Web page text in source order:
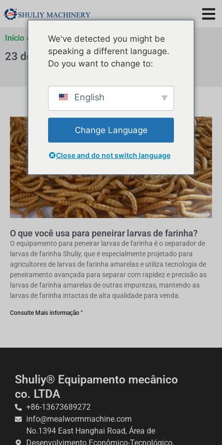
Início » Arquivo de»Arquivo de»Arquivo de
23 de maio de 2024
O que você usa para peneirar larvas de farinha?
O equipamento para peneirar larvas de farinha é o separador de
larvas de farinha Shuliy, que é especialmente projetado para
agricultores de larvas de farinha amarelas e utiliza tecnologia de
peneiramento avançada para separar com rapidez e precisão as
larvas de farinha amarelas de outras impurezas, mantendo as
larvas de farinha intactas de alta qualidade para venda.
Consulte Mais informação "
Shuliy® Equipamento mecânico
co. LTDA
+86-13673689272
info@mealwormmachine.com
No.1394 East Hanghai Road, Área de
Desenvolvimento Econômico-Tecnológico,
We've detected you might be
speaking a different language.
Do you want to change to:
English
Change Language
Close and do not switch language